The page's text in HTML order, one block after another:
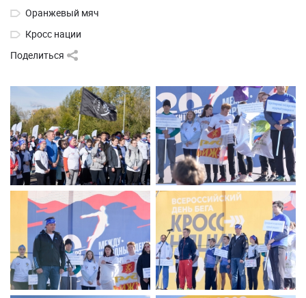
Оранжевый мяч
Кросс нации
Поделиться